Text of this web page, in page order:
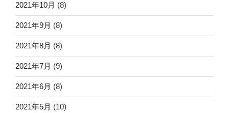
2021年10月 (8)
2021年9月 (8)
2021年8月 (8)
2021年7月 (9)
2021年6月 (8)
2021年5月 (10)